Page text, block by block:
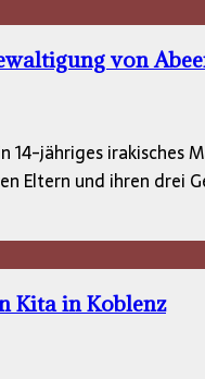
von
14-jähriges
Eltern und ihren drei
Kita in Koblenz